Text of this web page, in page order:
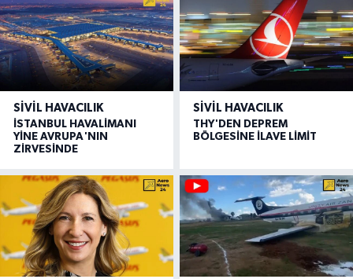
SIVIL HAVACILIK
İSTANBUL HAVALİMANI
YİNE AVRUPA'NIN
ZİRVESİNDE
SIVIL HAVACILIK
THY'DEN DEPREM
BÖLGESİNE İLAVE LİMİT